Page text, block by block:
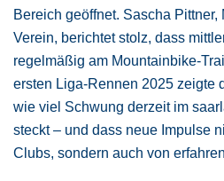
Bereich geöffnet. Sascha
Verein, berichtet stolz, dass
regelmäßig am Mountainbike-
ersten Liga-Rennen 2025 zeigte
wie viel Schwung derzeit im
steckt – und dass neue Impulse
Clubs, sondern auch von